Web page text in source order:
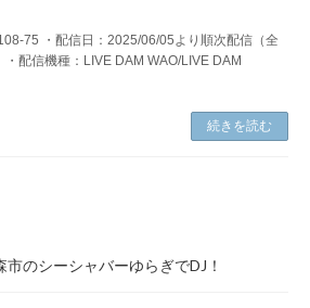
75 ・配信日：2025/06/05より順次配信（全
配信機種：LIVE DAM WAO/LIVE DAM
続きを読む
のシーシャバーゆらぎでDJ！